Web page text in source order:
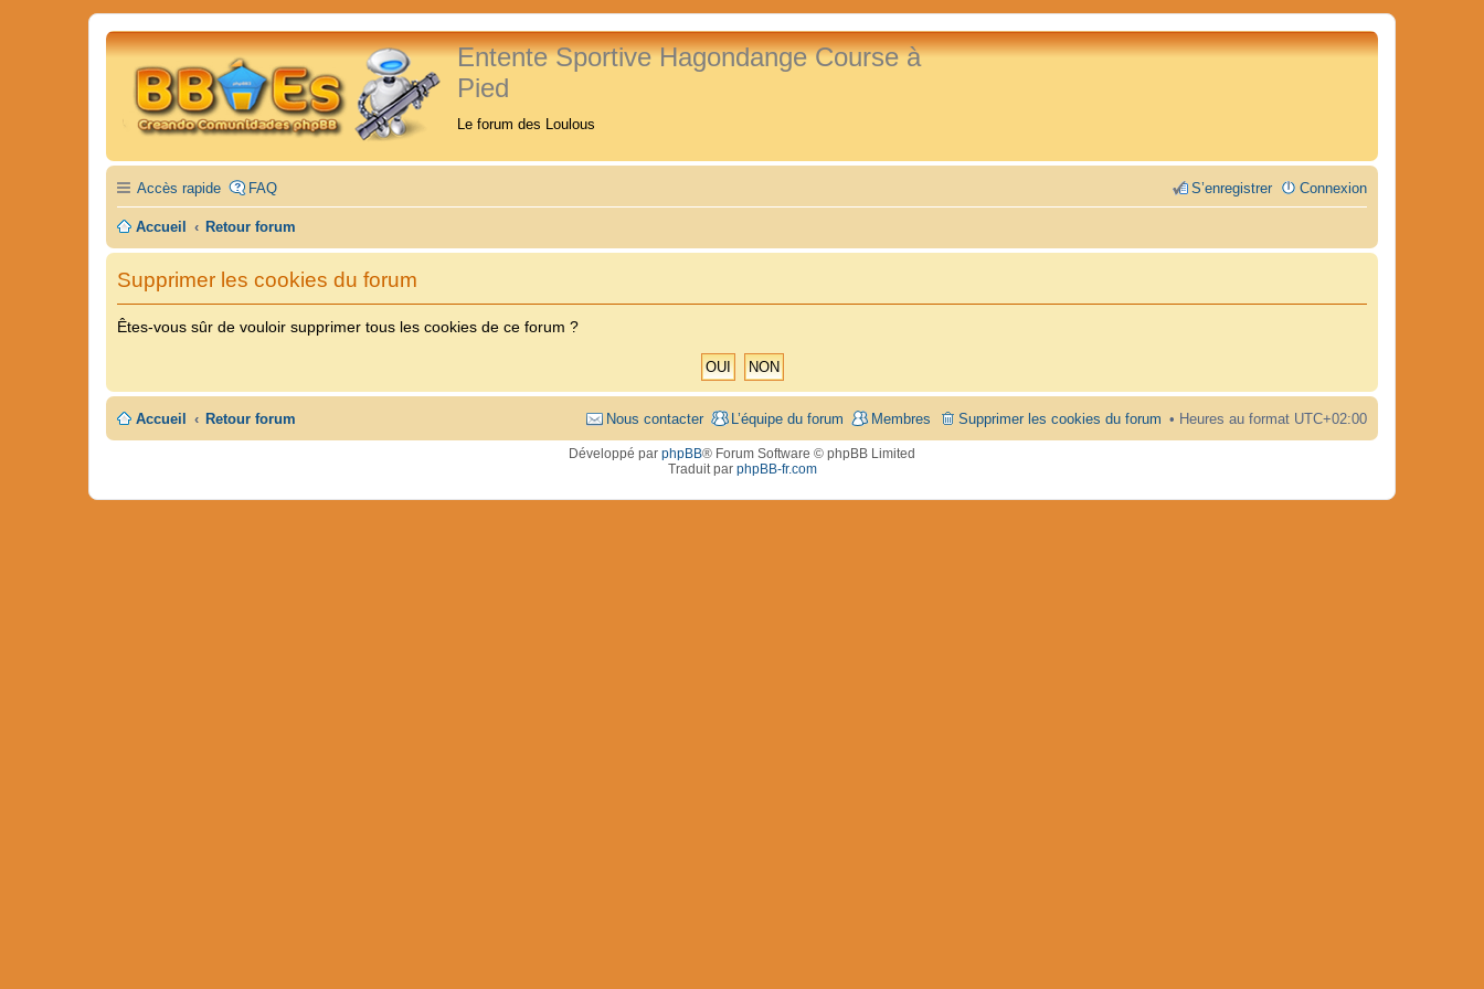
Entente Sportive Hagondange Course à
Pied
Le forum des Loulous
Accès rapide FAQ Connexion
S’enregistrer
Accueil Retour forum
Supprimer les cookies du forum
Êtes-vous sûr de vouloir supprimer tous les cookies de ce forum ?
Accueil Retour forum Heures au format UTC+02:00
Supprimer les cookies du forum
Membres
L’équipe du forum
Nous contacter
Développé par phpBB® Forum Software © phpBB Limited
Traduit par phpBB-fr.com